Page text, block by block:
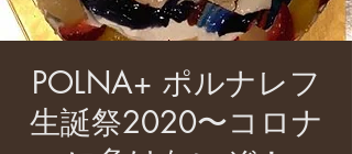
POLNA+ ポルナレフ
生誕祭2020〜コロナ